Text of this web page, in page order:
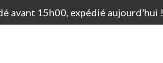
avant 15h00, expédié aujourd'hui !